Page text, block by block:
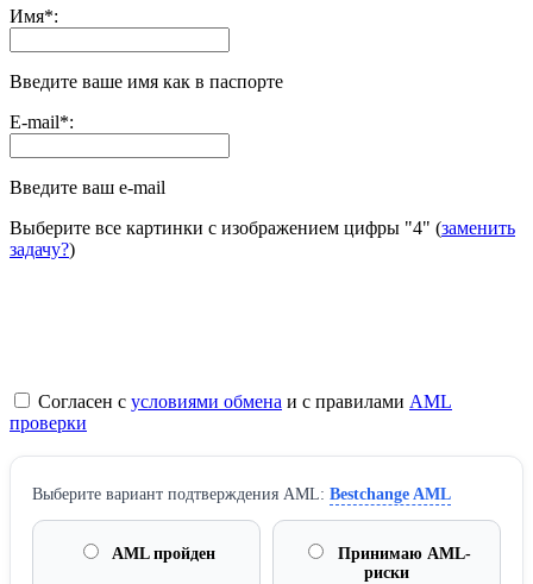
Имя*:
Введите ваше имя как в паспорте
E-mail*:
Введите ваш e-mail
Выберите все картинки с изображением цифры "4" (заменить
задачу?)
Согласен с условиями обмена и с правилами AML
проверки
Выберите вариант подтверждения AML: Bestchange AML
AML пройден
Принимаю AML-
риски